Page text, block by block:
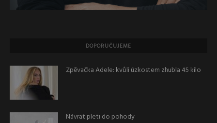
DOPORUČUJEME
Zpěvačka Adele: kvůli úzkostem zhubla 45 kilo
Návrat pleti do pohody